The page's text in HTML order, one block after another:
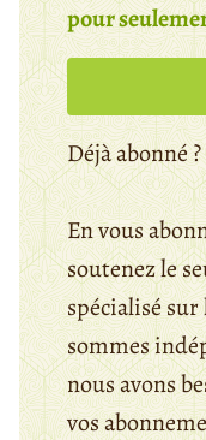
pour
Déjà abonné ?
En vous
soutenez le
spécialisé
sommes
nous avons
vos